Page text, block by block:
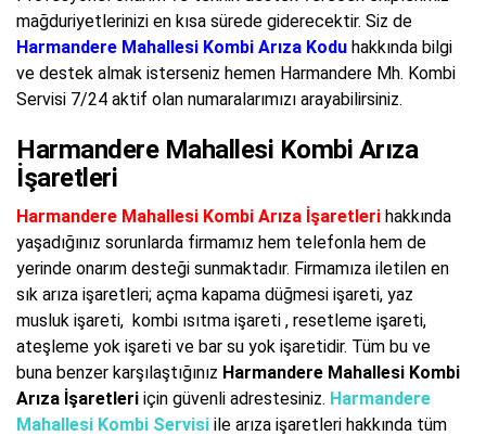
mağduriyetlerinizi en kısa sürede giderecektir. Siz de
Harmandere Mahallesi Kombi Arıza Kodu hakkında bilgi
ve destek almak isterseniz hemen Harmandere Mh. Kombi
Servisi 7/24 aktif olan numaralarımızı arayabilirsiniz.
Harmandere Mahallesi Kombi Arıza
İşaretleri
Harmandere Mahallesi Kombi Arıza İşaretleri hakkında
yaşadığınız sorunlarda firmamız hem telefonla hem de
yerinde onarım desteği sunmaktadır. Firmamıza iletilen en
sık arıza işaretleri; açma kapama düğmesi işareti, yaz
musluk işareti, kombi ısıtma işareti , resetleme işareti,
ateşleme yok işareti ve bar su yok işaretidir. Tüm bu ve
buna benzer karşılaştığınız Harmandere Mahallesi Kombi
Arıza İşaretleri için güvenli adrestesiniz. Harmandere
Mahallesi Kombi Servisi ile arıza işaretleri hakkında tüm